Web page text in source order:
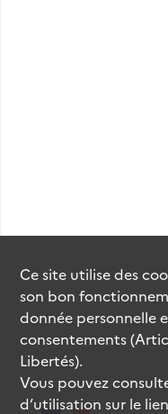
Ce site utilise des
son bon
donnée personnelle
consentements
Libertés).
Vous pouvez
d’utilisation sur le